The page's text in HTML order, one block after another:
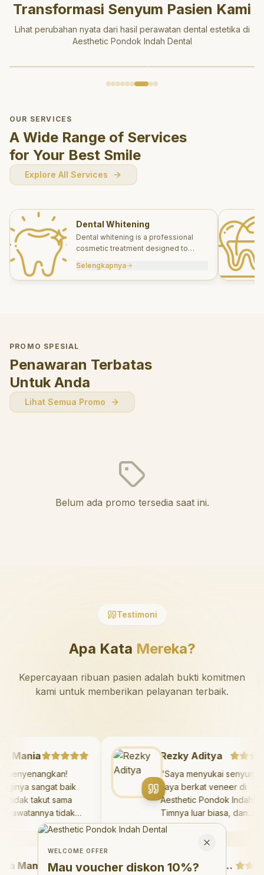
Transformasi Senyum Pasien Kami
Lihat perubahan nyata dari hasil perawatan dental estetika di
Aesthetic Pondok Indah Dental
OUR SERVICES
A Wide Range of Services
for Your Best Smile
Explore All Services
Dental Whitening
Dental whitening is a professional
cosmetic treatment designed to
effectively.
Selengkapnya
PROMO SPESIAL
Penawaran Terbatas
Untuk Anda
Lihat Semua Promo
Belum ada promo tersedia saat ini.
Testimoni
Apa Kata Mereka?
Kepercayaan ribuan pasien adalah bukti komitmen
kami untuk memberikan pelayanan terbaik.
Mania
menyenangkan!
giginya sangat baik
tidak takut sama
Perawatannya tidak
dan saya bisa bermain
suka pergi ke dokter
Rezky Aditya
"Saya menyukai
saya berkat veneer di
Aesthetic Pondok
Timnya luar biasa, dan
hasilnya melebihi
saya. Saya tersenyum
hari."
Mania
Welcome Offer
Mau voucher diskon <strong>10%</strong>?
WELCOME OFFER
Mau voucher diskon 10%?
Close